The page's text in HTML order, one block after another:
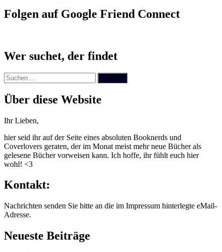
Folgen auf Google Friend Connect
Wer suchet, der findet
Suchen
nach:
Über diese Website
Ihr Lieben,
hier seid ihr auf der Seite eines absoluten Booknerds und
Coverlovers geraten, der im Monat meist mehr neue Bücher als
gelesene Bücher vorweisen kann. Ich hoffe, ihr fühlt euch hier
wohl! <3
Kontakt:
Nachrichten senden Sie bitte an die im Impressum hinterlegte eMail-
Adresse.
Neueste Beiträge